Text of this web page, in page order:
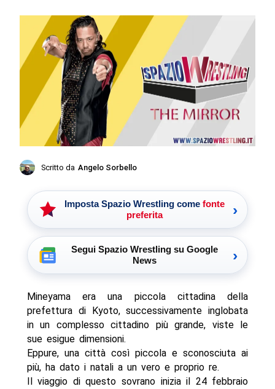
Scritto da Angelo Sorbello
Imposta Spazio Wrestling come fonte
preferita
›
Segui Spazio Wrestling su Google
News
›
Mineyama era una piccola cittadina della
prefettura di Kyoto, successivamente inglobata
in un complesso cittadino più grande, viste le
sue esigue dimensioni.
Eppure, una città così piccola e sconosciuta ai
più, ha dato i natali a un vero e proprio re.
Il viaggio di questo sovrano inizia il 24 febbraio